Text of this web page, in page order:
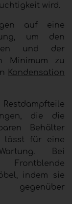
wird.
auf eine
um den
und der
Minimum zu
Kondensation
die die
Behälter
lässt für eine
Bei
Frontblende
indem sie
gegenüber